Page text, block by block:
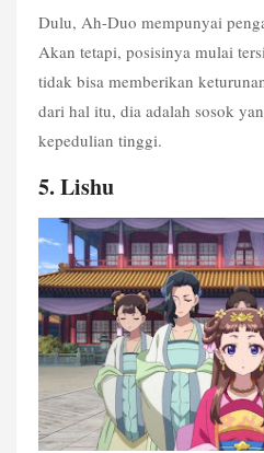
Dulu, Ah-Duo mempunyai
Akan tetapi, posisinya mulai
tidak bisa memberikan
dari hal itu, dia adalah sosok
kepedulian tinggi.
5. Lishu